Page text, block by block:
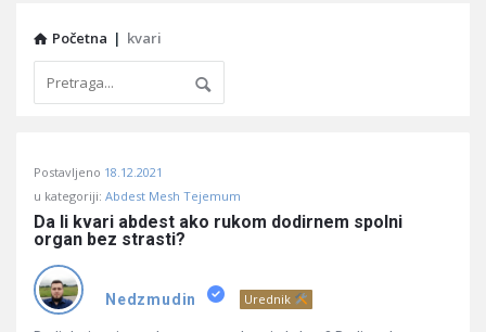
Početna | kvari
Učene
Latest
Pitanja
Postavljeno 18.12.2021
u kategoriji: Abdest Mesh Tejemum
Da li kvari abdest ako rukom dodirnem spolni
organ bez strasti?
Nedzmudin Urednik